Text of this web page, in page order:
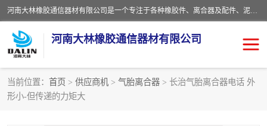
河南大林橡胶通信器材有限公司是一个专注于各种橡胶件、离合器及配件、泥浆泵及配件等产品设计制造和加工的企业。产品应用于矿山、冶金、石油、钢铁、化工、水泥、船舶、造纸、通用机械等各种大功率机械传动或制动装置。
河南大林橡胶通信器材有限公司
当前位置： 首页 > 供应商机 > 气胎离合器 > 长治气胎离合器电话 外
形小-但传递的力矩大
推盘离合器